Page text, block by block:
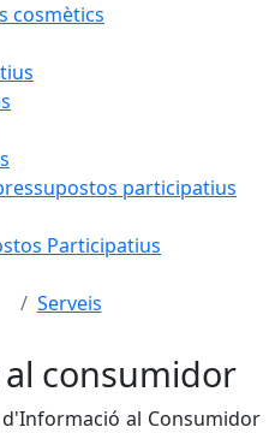
cosmètics
participatius
Participatius
Serveis
consumidor
al Consumidor